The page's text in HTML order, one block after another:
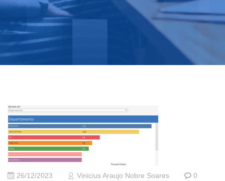
26/12/2023 Vinicius Araujo Nobre Soares
0